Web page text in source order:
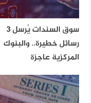
سوق السندات يُرسل 3
رسائل خطيرة.. والبنوك
المركزية عاجزة